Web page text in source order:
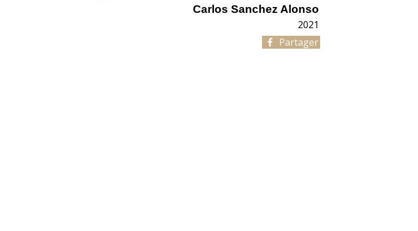
Carlos Sanchez Alonso
2021
Partager